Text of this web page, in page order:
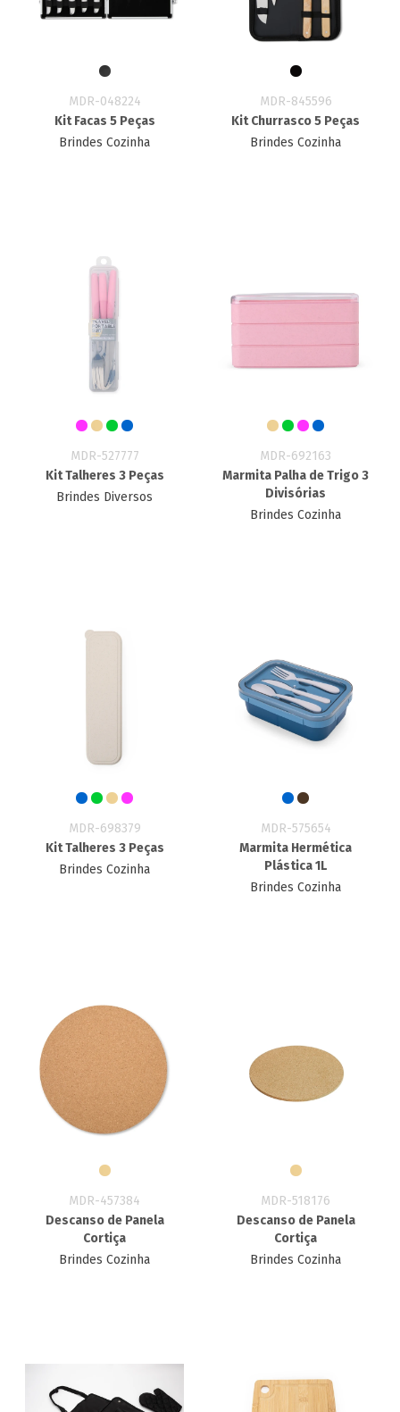
MDR-048224
Kit Facas 5 Peças
Brindes Cozinha
MDR-845596
Kit Churrasco 5 Peças
Brindes Cozinha
MDR-527777
Kit Talheres 3 Peças
Brindes Diversos
MDR-692163
Marmita Palha de Trigo 3
Divisórias
Brindes Cozinha
MDR-698379
Kit Talheres 3 Peças
Brindes Cozinha
MDR-575654
Marmita Hermética
Plástica 1L
Brindes Cozinha
MDR-457384
Descanso de Panela
Cortiça
Brindes Cozinha
MDR-518176
Descanso de Panela
Cortiça
Brindes Cozinha